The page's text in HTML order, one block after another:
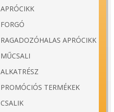
APRÓCIKK
FORGÓ
RAGADOZÓHALAS APRÓCIKK
MŰCSALI
ALKATRÉSZ
PROMÓCIÓS TERMÉKEK
CSALIK